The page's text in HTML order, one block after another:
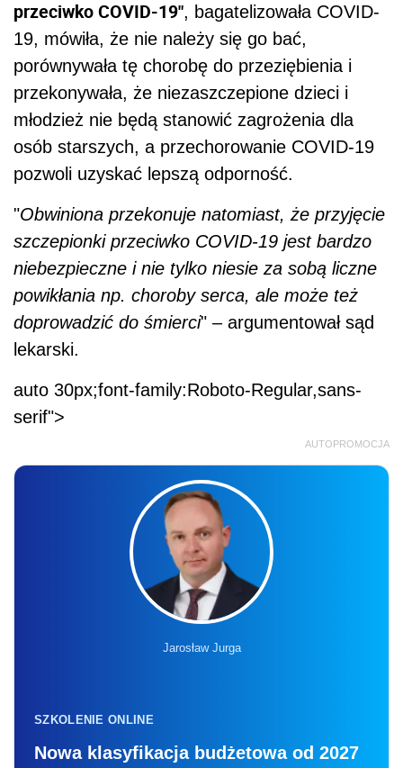
przeciwko COVID-19", bagatelizowała COVID-
19, mówiła, że nie należy się go bać,
porównywała tę chorobę do przeziębienia i
przekonywała, że niezaszczepione dzieci i
młodzież nie będą stanowić zagrożenia dla
osób starszych, a przechorowanie COVID-19
pozwoli uzyskać lepszą odporność.
"Obwiniona przekonuje natomiast, że przyjęcie
szczepionki przeciwko COVID-19 jest bardzo
niebezpieczne i nie tylko niesie za sobą liczne
powikłania np. choroby serca, ale może też
doprowadzić do śmierci" – argumentował sąd
lekarski.
auto 30px;font-family:Roboto-Regular,sans-
serif">
AUTOPROMOCJA
Jarosław Jurga
SZKOLENIE ONLINE
Nowa klasyfikacja budżetowa od 2027